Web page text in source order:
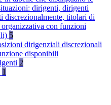
dirigenti, dirigenti
discrezionalmente, titolari di
con funzioni
5
dirigenziali discrezionali
disponibili
2
1